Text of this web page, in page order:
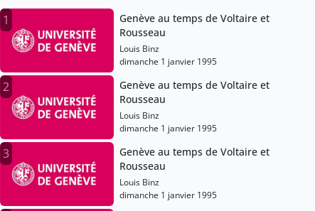
1
Genève au temps de Voltaire et
Rousseau
Louis Binz
dimanche 1 janvier 1995
2
Genève au temps de Voltaire et
Rousseau
Louis Binz
dimanche 1 janvier 1995
3
Genève au temps de Voltaire et
Rousseau
Louis Binz
dimanche 1 janvier 1995